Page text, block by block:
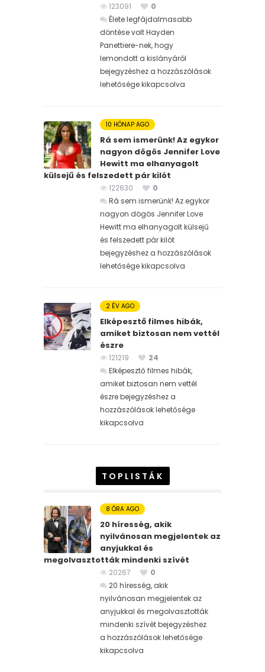
123091
0
Élete legfájdalmasabb
döntése volt Hayden
Panettiere-nek, hogy
lemondott a kislányáról
bejegyzéshez a hozzászólások
lehetősége kikapcsolva
10 HÓNAP AGO
Rá sem ismerünk! Az egykor
nagyon dögös Jennifer Love
Hewitt ma elhanyagolt
külsejű és felszedett pár kilót
122630
0
Rá sem ismerünk! Az egykor
nagyon dögös Jennifer Love
Hewitt ma elhanyagolt külsejű
és felszedett pár kilót
bejegyzéshez a hozzászólások
lehetősége kikapcsolva
2 ÉV AGO
Elképesztő filmes hibák,
amiket biztosan nem vettél
észre
121219
24
Elképesztő filmes hibák,
amiket biztosan nem vettél
észre bejegyzéshez a
hozzászólások lehetősége
kikapcsolva
TOPLISTÁK
8 ÓRA AGO
20 híresség, akik
nyilvánosan megjelentek az
anyjukkal és
megolvasztották mindenki szívét
20267
0
20 híresség, akik
nyilvánosan megjelentek az
anyjukkal és megolvasztották
mindenki szívét bejegyzéshez
a hozzászólások lehetősége
kikapcsolva